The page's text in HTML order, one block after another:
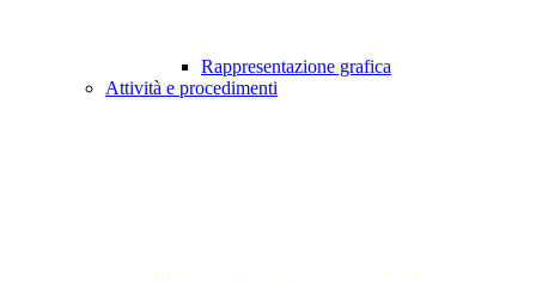
Rappresentazione grafica
Attività e procedimenti